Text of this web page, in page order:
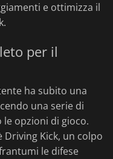
e ottimizza il
per il
ha subito una
una serie di
opzioni di gioco.
Kick, un colpo
le difese